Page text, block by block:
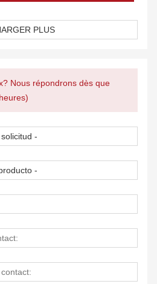
quand et n'importe où.
une imprimante noir et blanc qui
en raison de sa nature
qualité d'impression est correcte
imperméable lisible dans les
utilisant la technologie de
encre. Pas d'encre bouchée;
outre, nous vous
du papier est brillante, plus la
(Remarque : AirPrint n'est
seulement l'imprimante
connexion Bluetooth, mais elle
avec MAC et Windows, les
portables et fonctionne
pour CHROMEBOOK.
PLUS
Nous répondrons dès que